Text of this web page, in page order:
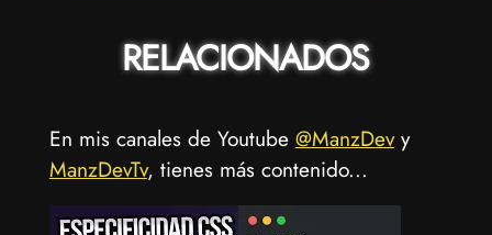
RELACIONADOS
En mis canales de Youtube @ManzDevy
ManzDevTv, tienes más contenido...